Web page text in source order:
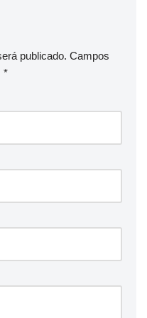
publicado. Campos
*